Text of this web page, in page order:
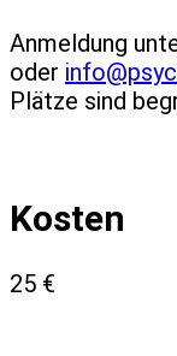
Anmeldung
oder
Plätze sind
Kosten
25 €